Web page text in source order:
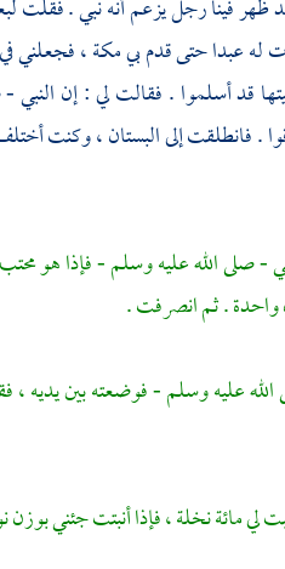
ظهر فينا رجل يزعم أنه نبي .
له عبدا حتى قدم بيمكة، فجعلني
قد أسلموا . فقالت لي : إن
. فانطلقت إلى البستان ، وكنت
صلى الله عليه وسلم - فإذا هو
واحدة . ثم انصرفت .
الله عليه وسلم - فوضعته بين
مائة نخلة ، فإذا أنبتت جئني